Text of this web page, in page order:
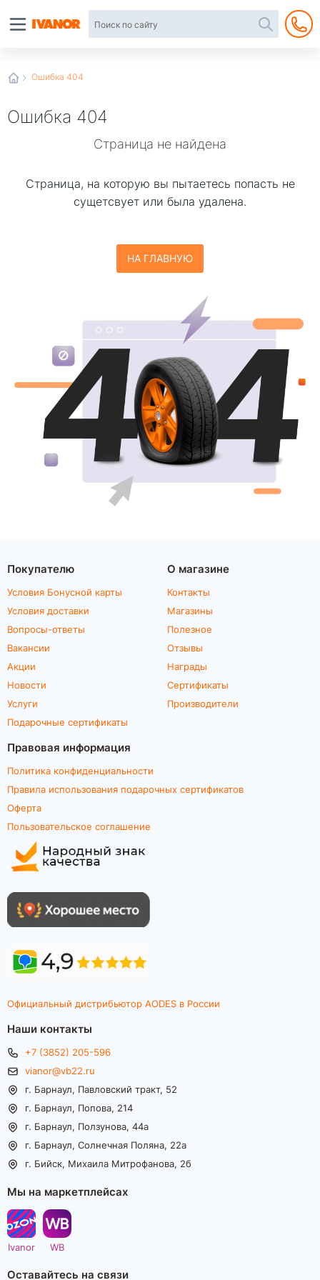
Ошибка 404
Ошибка 404
Страница не найдена
Страница, на которую вы пытаетесь попаcть не
сущетсвует или была удалена.
НА ГЛАВНУЮ
Покупателю
Условия Бонусной карты
Условия доставки
Вопросы-ответы
Вакансии
Акции
Новости
Услуги
Подарочные сертификаты
О магазине
Контакты
Магазины
Полезное
Отзывы
Награды
Сертификаты
Производители
Правовая информация
Политика конфиденциальности
Правила использования подарочных сертификатов
Оферта
Пользовательское соглашение
Официальный дистрибьютор AODES в России
Наши контакты
+7 (3852) 205-596
vianor@vb22.ru
г. Барнаул, Павловский тракт, 52
г. Барнаул, Попова, 214
г. Барнаул, Ползунова, 44а
г. Барнаул, Солнечная Поляна, 22а
г. Бийск, Михаила Митрофанова, 2б
Мы на маркетплейсах
Ivanor WB
Оставайтесь на связи
интернет-